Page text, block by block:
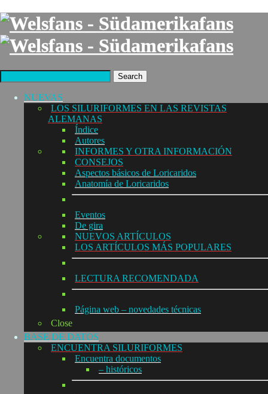
Search
NUEVAS
LOS SILURIFORMES EN LAS REVISTAS
ALEMANAS
Índice
Autores
INFORMES Y OTRA INFORMACIÓN
CONSEJOS
Aspectos básicos de Loricaridos
Anatomía de Loricaridos
Eventos
De gira
NUEVOS ARTÍCULOS
LOS ARTÍCULOS MÁS POPULARES
LECTURA RECOMENDADA
Página web – novedades técnicas
Close
BASE DE DATOS
ENCUENTRA SILURIFORMES
Encuentra documentos
– históricos